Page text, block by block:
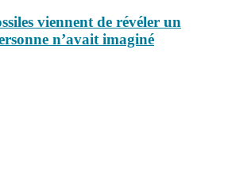
viennent de révéler un
n’avait imaginé